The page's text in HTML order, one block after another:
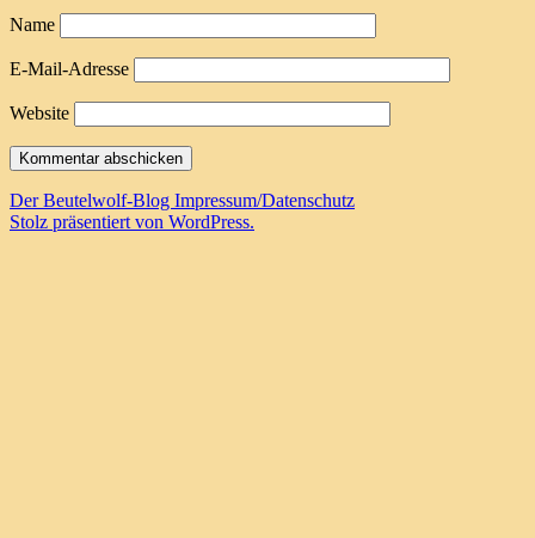
Name
E-Mail-Adresse
Website
Der Beutelwolf-Blog Impressum/Datenschutz
Stolz präsentiert von WordPress.